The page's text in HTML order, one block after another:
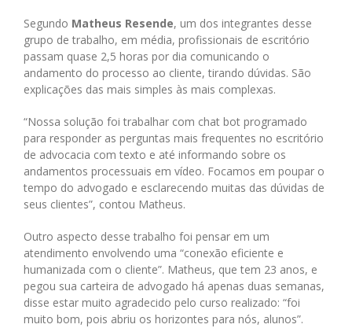
Segundo Matheus Resende, um dos integrantes desse
grupo de trabalho, em média, profissionais de escritório
passam quase 2,5 horas por dia comunicando o
andamento do processo ao cliente, tirando dúvidas. São
explicações das mais simples às mais complexas.
“Nossa solução foi trabalhar com chat bot programado
para responder as perguntas mais frequentes no escritório
de advocacia com texto e até informando sobre os
andamentos processuais em vídeo. Focamos em poupar o
tempo do advogado e esclarecendo muitas das dúvidas de
seus clientes”, contou Matheus.
Outro aspecto desse trabalho foi pensar em um
atendimento envolvendo uma “conexão eficiente e
humanizada com o cliente”. Matheus, que tem 23 anos, e
pegou sua carteira de advogado há apenas duas semanas,
disse estar muito agradecido pelo curso realizado: “foi
muito bom, pois abriu os horizontes para nós, alunos”.